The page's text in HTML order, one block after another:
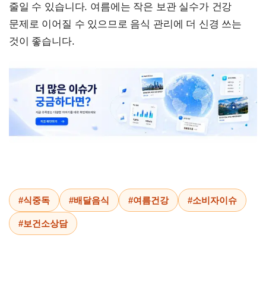
줄일 수 있습니다. 여름에는 작은 보관 실수가 건강
문제로 이어질 수 있으므로 음식 관리에 더 신경 쓰는
것이 좋습니다.
#식중독 #배달음식 #여름건강 #소비자이슈
#보건소상담